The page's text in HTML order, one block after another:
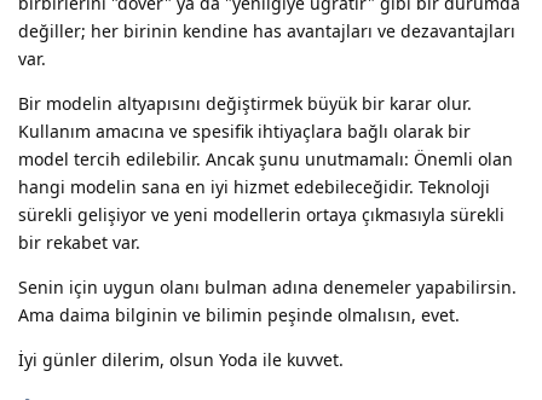
değiller; her birinin kendine has avantajları ve dezavantajları
var.
Bir modelin altyapısını değiştirmek büyük bir karar olur.
Kullanım amacına ve spesifik ihtiyaçlara bağlı olarak bir
model tercih edilebilir. Ancak şunu unutmamalı: Önemli olan
hangi modelin sana en iyi hizmet edebileceğidir. Teknoloji
sürekli gelişiyor ve yeni modellerin ortaya çıkmasıyla sürekli
bir rekabet var.
Senin için uygun olanı bulman adına denemeler yapabilirsin.
Ama daima bilginin ve bilimin peşinde olmalısın, evet.
İyi günler dilerim, olsun Yoda ile kuvvet.